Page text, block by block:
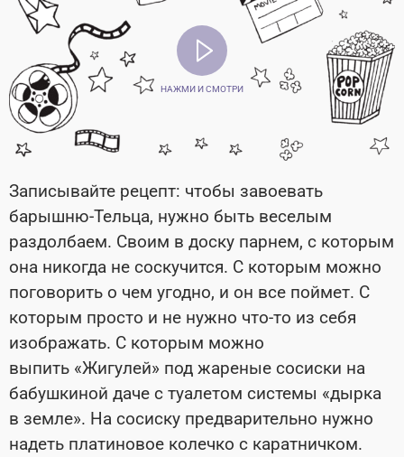
НАЖМИ И СМОТРИ
Записывайте рецепт: чтобы завоевать
барышню-Тельца, нужно быть веселым
раздолбаем. Своим в доску парнем, с которым
она никогда не соскучится. С которым можно
поговорить о чем угодно, и он все поймет. С
которым просто и не нужно что-то из себя
изображать. С которым можно
выпить «Жигулей» под жареные сосиски на
бабушкиной даче с туалетом системы «дырка
в земле». На сосиску предварительно нужно
надеть платиновое колечко с каратничком.